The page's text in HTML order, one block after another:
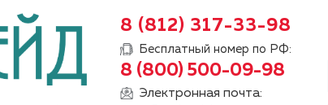
8 (812) 317-33-98
Бесплатный номер по РФ:
8 (800) 500-09-98
Электронная почта: